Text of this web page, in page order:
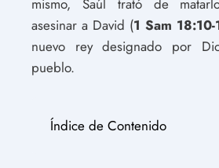
mismo, Saúl trató de
asesinar a David (1 Sam 18:10-
nuevo rey designado por
pueblo.
Índice de Contenido